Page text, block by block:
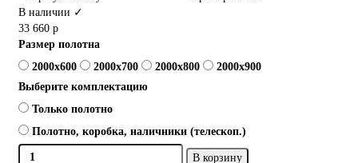
В наличии ✓
33 660 р
Размер полотна
2000x600
2000x700 2000x800
2000x900
Выберите комплектацию
Только полотно
Полотно, коробка, наличники (телескоп.)
В корзину